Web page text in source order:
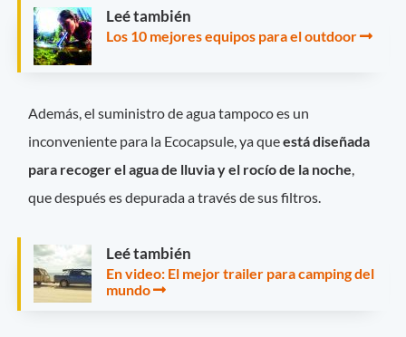
Leé también
Los 10 mejores equipos para el outdoor
Además, el suministro de agua tampoco es un
inconveniente para la Ecocapsule, ya queestá diseñada
para recoger el agua de lluvia y el rocío de la noche,
que después es depurada a través de sus filtros.
Leé también
En video: El mejor trailer para camping del
mundo